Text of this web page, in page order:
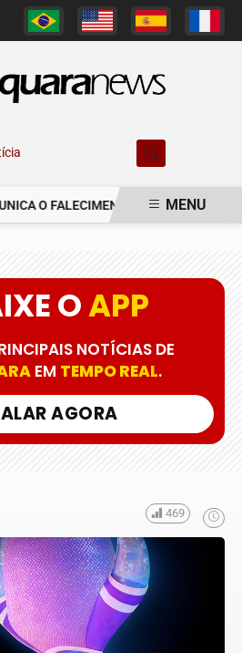
O FALECIMENTO DO SR. MARCELO
MENU
OAPP
NOTÍCIAS DE
EM TEMPO REAL.
AGORA
469